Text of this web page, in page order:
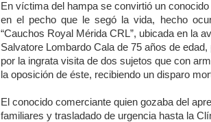
En víctima del hampa se convirtió un
en el pecho que le segó la vida, hecho
“Cauchos Royal Mérida CRL”, ubicada en la
Salvatore Lombardo Cala de 75 años de
por la ingrata visita de dos sujetos que con
la oposición de éste, recibiendo un disparo
El conocido comerciante quien gozaba del
familiares y trasladado de urgencia hasta la